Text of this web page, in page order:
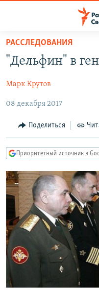
упрощенного
доступа
содержанию
Вернутся
главной
навигации
Вернутся
поиску
ПРОГРАММЫ
ПОДКАСТЫ
АВТОРСКИЕ ПРОЕКТЫ
ЦИТАТЫ СВОБОДЫ
МНЕНИЯ
КУЛЬТУРА
IDEL.РЕАЛИИ
КАВКАЗ.РЕАЛИИ
СЕВЕР.РЕАЛИИ
СИБИРЬ.РЕАЛИИ
РАСПИСАНИЕ ВЕЩАНИЯ
ПОДПИШИТЕСЬ НА
СОЦИАЛЬНЫЕ СЕТИ
РАССЛЕДОВАНИЯ
"Дельфин" в
Марк Крутов
08 декабря 2017
Поделиться
Приоритетный источник в